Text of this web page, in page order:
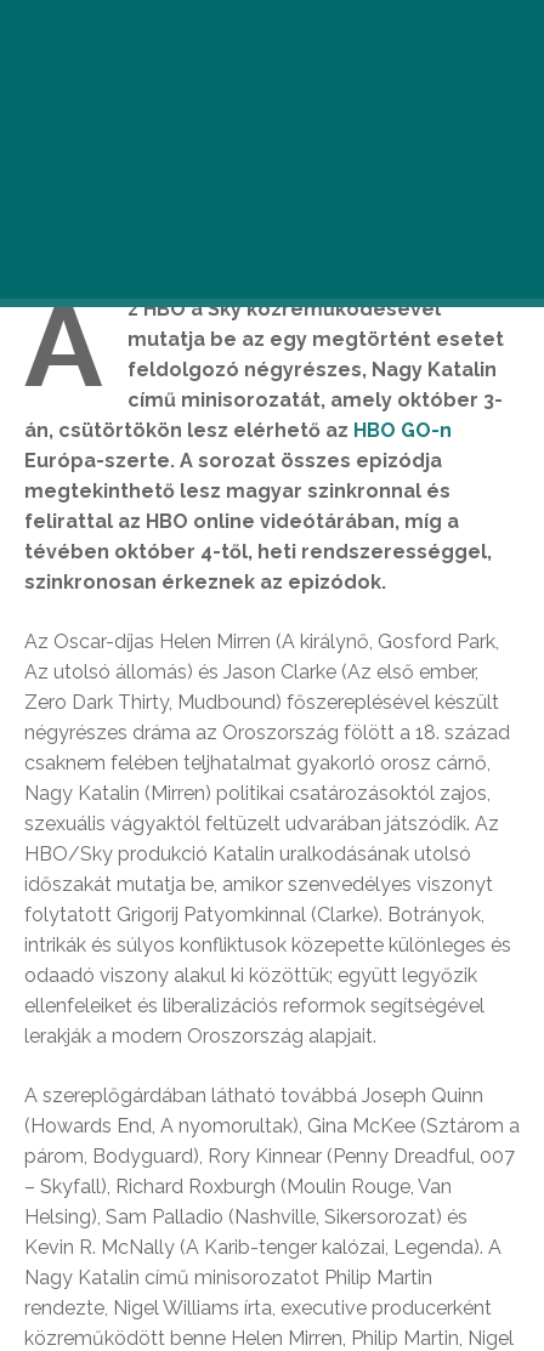
A
z HBO a Sky közreműködésével
mutatja be az egy megtörtént esetet
feldolgozó négyrészes, Nagy Katalin
című minisorozatát, amely október 3-
án, csütörtökön lesz elérhető az HBO GO-n
Európa-szerte. A sorozat összes epizódja
megtekinthető lesz magyar szinkronnal és
felirattal az HBO online videótárában, míg a
tévében október 4-től, heti rendszerességgel,
szinkronosan érkeznek az epizódok.
Az Oscar-díjas Helen Mirren (A királynő, Gosford Park,
Az utolsó állomás) és Jason Clarke (Az első ember,
Zero Dark Thirty, Mudbound) főszereplésével készült
négyrészes dráma az Oroszország fölött a 18. század
csaknem felében teljhatalmat gyakorló orosz cárnő,
Nagy Katalin (Mirren) politikai csatározásoktól zajos,
szexuális vágyaktól feltüzelt udvarában játszódik. Az
HBO/Sky produkció Katalin uralkodásának utolsó
időszakát mutatja be, amikor szenvedélyes viszonyt
folytatott Grigorij Patyomkinnal (Clarke). Botrányok,
intrikák és súlyos konfliktusok közepette különleges és
odaadó viszony alakul ki közöttük; együtt legyőzik
ellenfeleiket és liberalizációs reformok segítségével
lerakják a modern Oroszország alapjait.
A szereplőgárdában látható továbbá Joseph Quinn
(Howards End, A nyomorultak), Gina McKee (Sztárom a
párom, Bodyguard), Rory Kinnear (Penny Dreadful, 007
– Skyfall), Richard Roxburgh (Moulin Rouge, Van
Helsing), Sam Palladio (Nashville, Sikersorozat) és
Kevin R. McNally (A Karib-tenger kalózai, Legenda). A
Nagy Katalin című minisorozatot Philip Martin
rendezte, Nigel Williams írta, executive producerként
közreműködött benne Helen Mirren, Philip Martin, Nigel